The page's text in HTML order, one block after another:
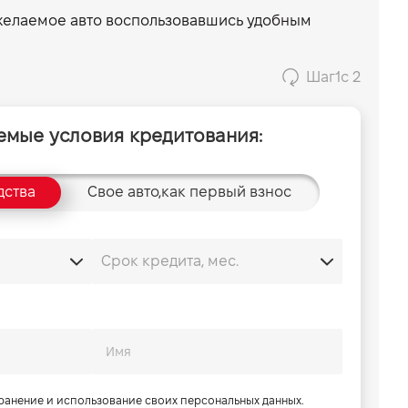
авто воспользовавшись удобным
Шаг1с 2
условия кредитования:
Свое авто,как первый взнос
и использование своих персональных данных.